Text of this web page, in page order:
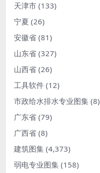
天津市 (133)
宁夏 (26)
安徽省 (81)
山东省 (327)
山西省 (26)
工具软件 (12)
市政给水排水专业图集 (8)
广东省 (79)
广西省 (8)
建筑图集 (4,373)
弱电专业图集 (158)